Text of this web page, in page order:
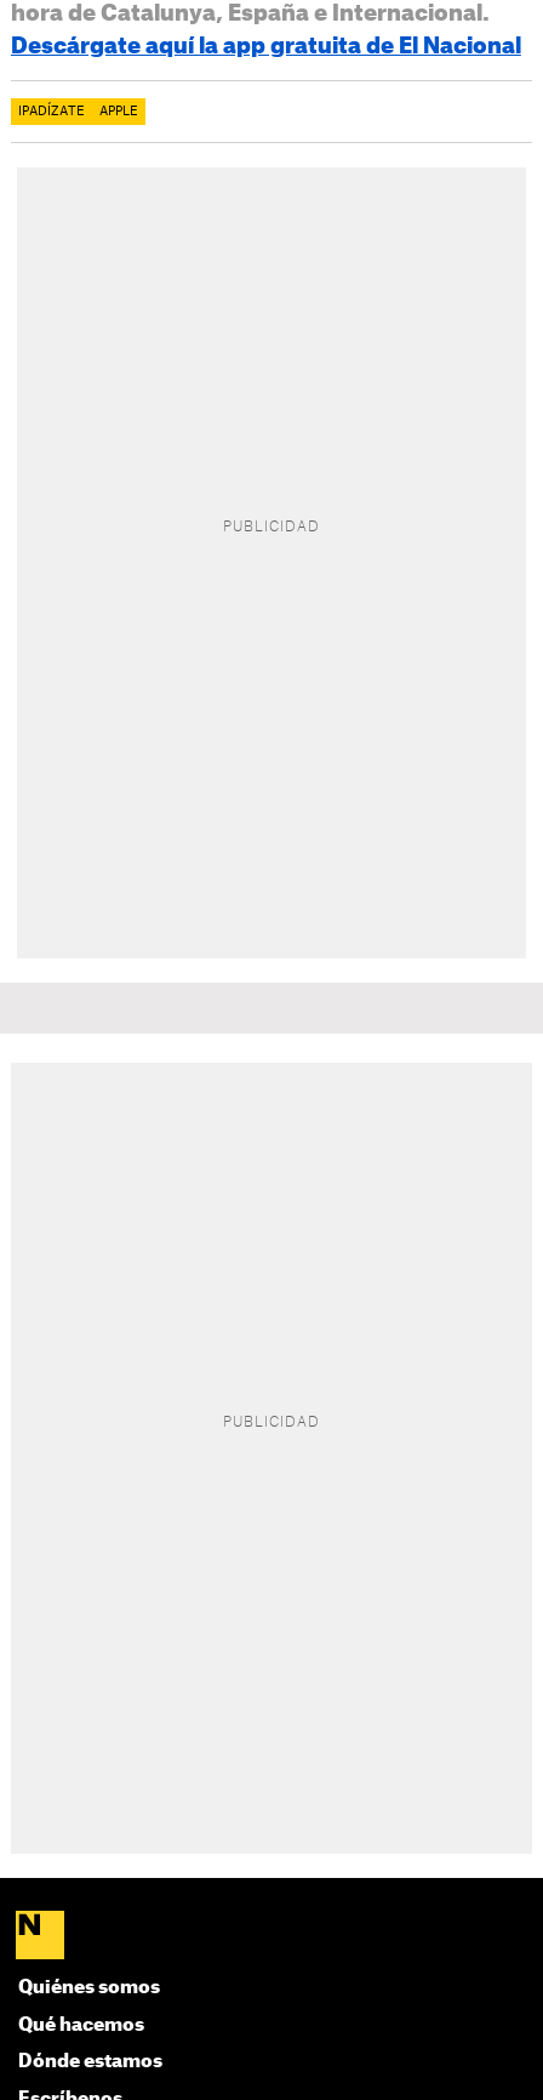
hora de Catalunya, España e Internacional.
Descárgate aquí la app gratuita de El Nacional
IPADÍZATE APPLE
Quiénes somos
Qué hacemos
Dónde estamos